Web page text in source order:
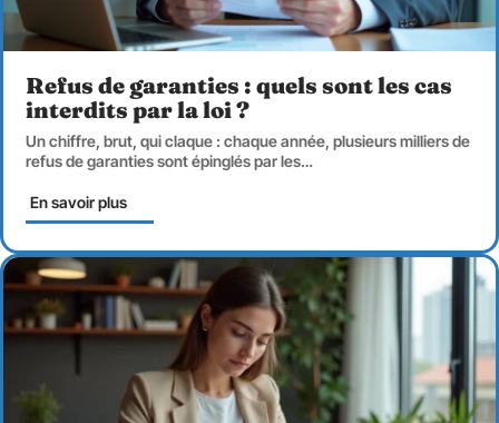
Refus de garanties : quels sont les cas
interdits par la loi ?
Un chiffre, brut, qui claque : chaque année, plusieurs milliers de
refus de garanties sont épinglés par les…
En savoir plus